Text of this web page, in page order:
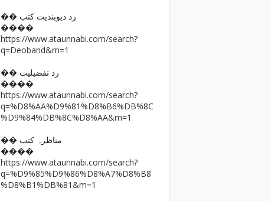
�� رد دیوبندیت کتب
����
https://www.ataunnabi.com/search?
q=Deoband&m=1
�� رد تفضیلیت
����
https://www.ataunnabi.com/search?
q=%D8%AA%D9%81%D8%B6%DB%8C
%D9%84%DB%8C%D8%AA&m=1
�� مناظرہ کتب
����
https://www.ataunnabi.com/search?
q=%D9%85%D9%86%D8%A7%D8%B8
%D8%B1%DB%81&m=1